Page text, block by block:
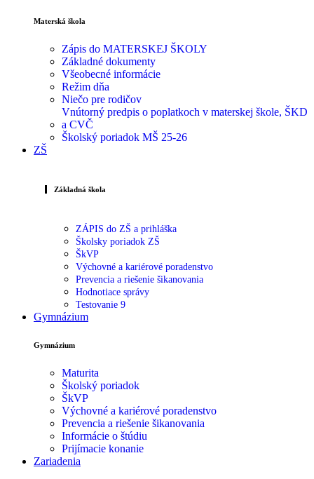
Materská škola
Zápis do MATERSKEJ ŠKOLY
Základné dokumenty
Všeobecné informácie
Režim dňa
Niečo pre rodičov
Vnútorný predpis o poplatkoch v materskej škole, ŠKD
a CVČ
Školský poriadok MŠ 25-26
ZŠ
Základná škola
ZÁPIS do ZŠ a prihláška
Školsky poriadok ZŠ
ŠkVP
Výchovné a kariérové poradenstvo
Prevencia a riešenie šikanovania
Hodnotiace správy
Testovanie 9
Gymnázium
Gymnázium
Maturita
Školský poriadok
ŠkVP
Výchovné a kariérové poradenstvo
Prevencia a riešenie šikanovania
Informácie o štúdiu
Prijímacie konanie
Zariadenia